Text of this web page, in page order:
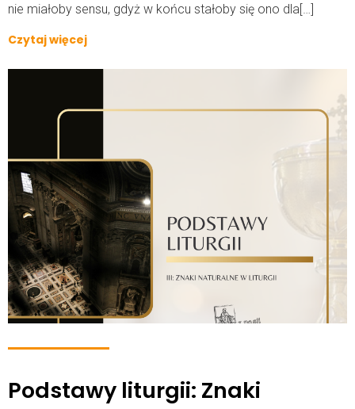
nie miałoby sensu, gdyż w końcu stałoby się ono dla[…]
Czytaj więcej
Podstawy liturgii: Znaki